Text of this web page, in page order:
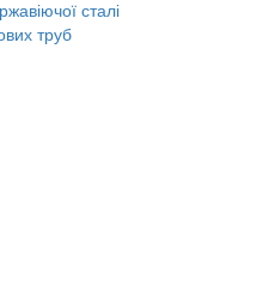
сталі
труб